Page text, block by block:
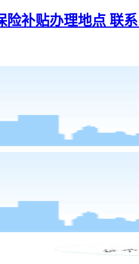
险补贴办理地点 联